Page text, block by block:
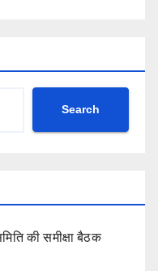
Search
की समीक्षा बैठक